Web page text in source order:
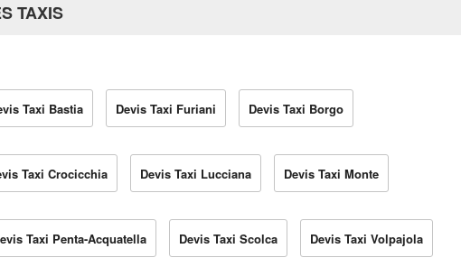
TAXIS
Taxi Bastia Devis Taxi Furiani Devis Taxi Borgo
Taxi Crocicchia Devis Taxi Lucciana Devis Taxi Monte
Taxi Penta-Acquatella Devis Taxi Scolca Devis Taxi Volpajola